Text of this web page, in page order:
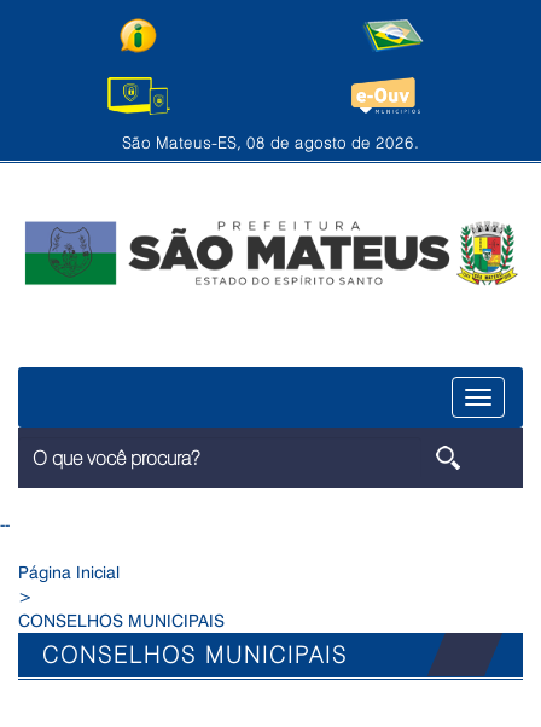
São Mateus-ES, 08 de agosto de 2026.
Menu
--
Página Inicial
>
CONSELHOS MUNICIPAIS
CONSELHOS MUNICIPAIS